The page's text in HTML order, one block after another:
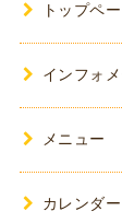
トップペ
インフォ
メニュー
カレンダー